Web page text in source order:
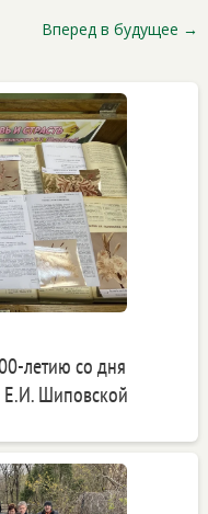
Вперед в будущее →
летию со дня
Е.И. Шиповской